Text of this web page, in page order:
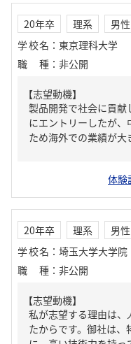
20年卒 理系
男性
学校名 ： 東京理科大学
職種 ： 非公開
【志望動機】
製品開発で社会に貢
にエントリーしたが
ため海外での業績が
体験
20年卒 理系
男性
学校名 ： 埼玉大学大学院
職種 ： 非公開
【志望動機】
私が志望する理由は、
たからです。御社は、